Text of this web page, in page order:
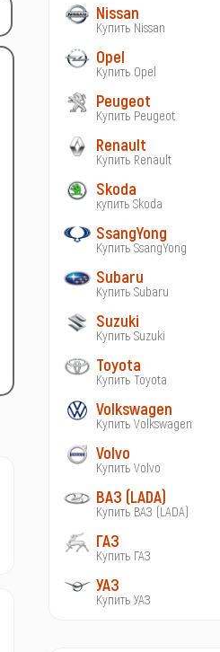
Nissan
Купить Nissan
Opel
Купить Opel
Peugeot
Купить Peugeot
Renault
Купить Renault
Skoda
купить Skoda
SsangYong
Купить SsangYong
Subaru
Купить Subaru
Suzuki
Купить Suzuki
Toyota
Купить Toyota
Volkswagen
Купить Volkswagen
Volvo
Купить Volvo
ВАЗ (LADA)
Купить ВАЗ (LADA)
ГАЗ
Купить ГАЗ
УАЗ
Купить УАЗ